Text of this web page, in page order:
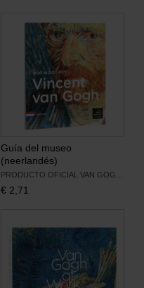
Guía del museo
(neerlandés)
€ 2,71